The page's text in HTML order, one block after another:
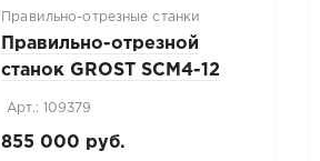
Правильно-отрезные станки
Правильно-отрезной
станок GROST SCM4-12
Арт.: 109379
855 000 руб.